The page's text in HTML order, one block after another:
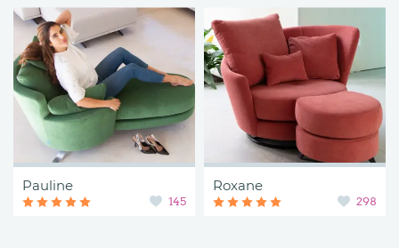
Pauline
145
Roxane
298